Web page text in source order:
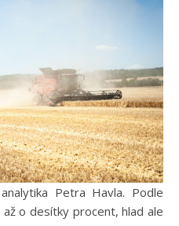
o desítky procent, hlad ale